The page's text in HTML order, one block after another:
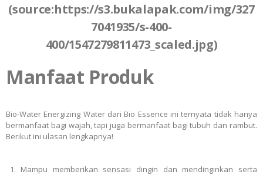
(source:https://s3.bukalapak.com/img/327
7041935/s-400-
400/1547279811473_scaled.jpg)
Manfaat Produk
Bio-Water Energizing Water dari Bio Essence ini ternyata tidak hanya
bermanfaat bagi wajah, tapi juga bermanfaat bagi tubuh dan rambut.
Berikut ini ulasan lengkapnya!
Mampu memberikan sensasi dingin dan mendinginkan serta